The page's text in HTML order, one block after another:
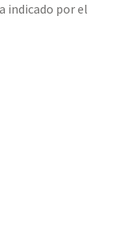
indicado por el